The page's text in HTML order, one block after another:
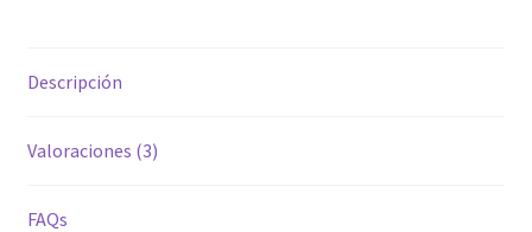
Descripción
Valoraciones (3)
FAQs